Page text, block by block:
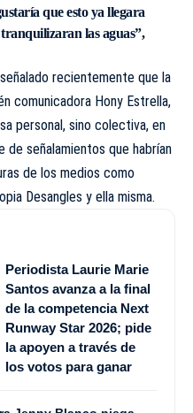
que esto ya llegara
las aguas”,
recientemente que la
comunicadora Hony Estrella,
personal, sino colectiva, en
de señalamientos que habrían
de los medios como
Desangles y ella misma.
Periodista Laurie Marie
Santos avanza a la final
de la competencia Next
Runway Star 2026; pide
la apoyen a través de
los votos para ganar